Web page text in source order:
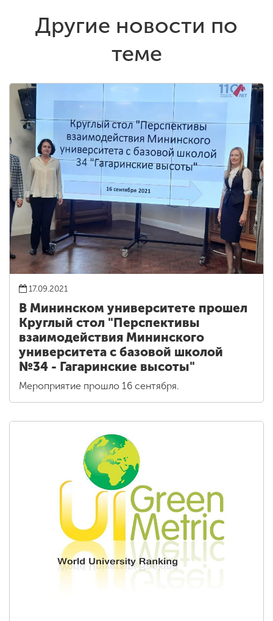
Другие новости по
теме
17.09.2021
В Мининском университете прошел
Круглый стол "Перспективы
взаимодействия Мининского
университета с базовой школой
№34 - Гагаринские высоты"
Мероприятие прошло 16 сентября.